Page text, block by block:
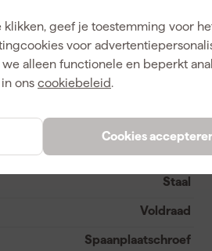
klikken, geef je toestemming voor
voor
we alleen functionele en beperkt
ons cookiebeleid.
Cookies
3 mm
Binnen
16 mm
Staal
Voldraad
Spaanplaatschroef